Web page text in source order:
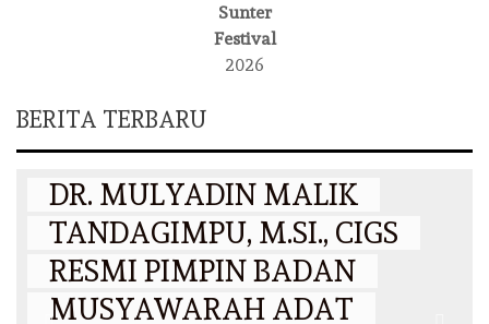
Sunter
Festival
2026
BERITA TERBARU
DAERAH
DR. MULYADIN MALIK
TANDAGIMPU, M.SI., CIGS
RESMI PIMPIN BADAN
MUSYAWARAH ADAT